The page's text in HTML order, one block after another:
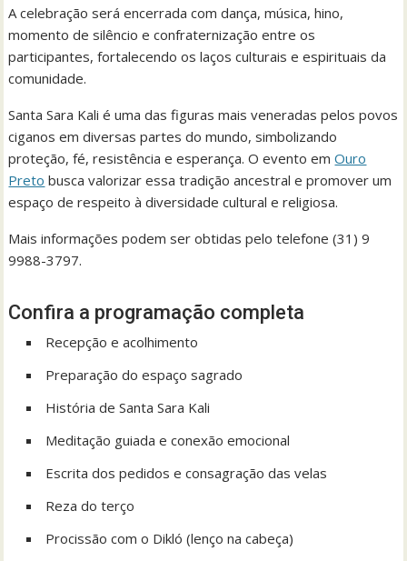
A celebração será encerrada com dança, música, hino,
momento de silêncio e confraternização entre os
participantes, fortalecendo os laços culturais e espirituais da
comunidade.
Santa Sara Kali é uma das figuras mais veneradas pelos povos
ciganos em diversas partes do mundo, simbolizando
proteção, fé, resistência e esperança. O evento emOuro
Preto busca valorizar essa tradição ancestral e promover um
espaço de respeito à diversidade cultural e religiosa.
Mais informações podem ser obtidas pelo telefone (31) 9
9988-3797.
Confira a programação completa
Recepção e acolhimento
Preparação do espaço sagrado
História de Santa Sara Kali
Meditação guiada e conexão emocional
Escrita dos pedidos e consagração das velas
Reza do terço
Procissão com o Dikló (lenço na cabeça)